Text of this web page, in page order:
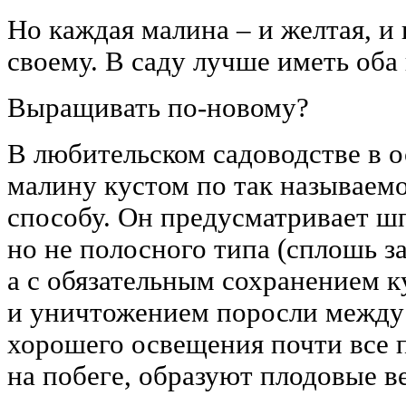
Но каждая малина – и желтая, и
своему. В саду лучше иметь оба
Выращивать по-новому?
В любительском садоводстве в
малину кустом по так
способу. Он предусматривает
но не полосного типа (сплошь
а с обязательным сохранением
и уничтожением поросли
хорошего освещения почти все
на побеге, образуют плодовые